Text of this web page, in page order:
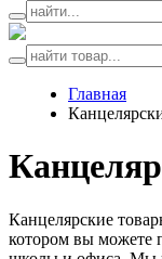
Главная
Канцелярские
котором вы можете